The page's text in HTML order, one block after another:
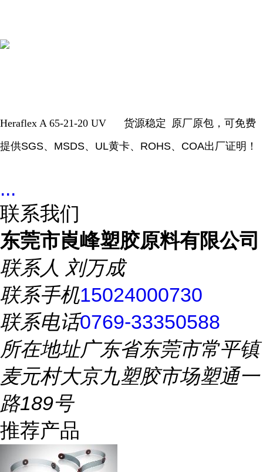
Heraflex A 65-21-20 UV 货源稳定
原厂原包，可免费
提供SGS、 MSDS、 UL黄卡、 ROHS、 COA出厂证明！
...
联系我们
东莞市崀峰塑胶原料有限公司
联系人 刘万成
联系手机15024000730
联系电话0769-33350588
所在地址广东省东莞市常平镇
麦元村大京九塑胶市场塑通一
路189号
推荐产品